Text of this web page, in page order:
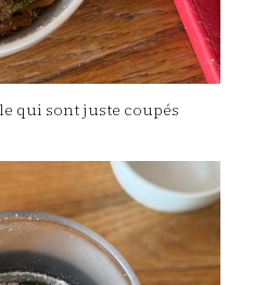
qui sont juste coupés